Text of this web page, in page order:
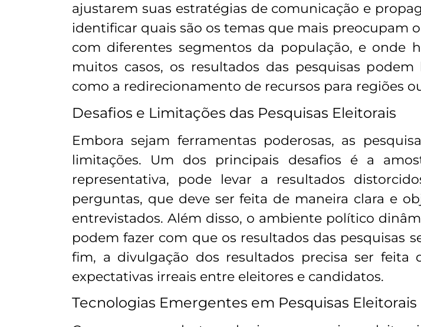
ajustarem suas estratégias de comunicação e
identificar quais são os temas que mais preocupam
com diferentes segmentos da população, e onde
muitos casos, os resultados das pesquisas
como a redirecionamento de recursos para regiões
Desafios e Limitações das Pesquisas Eleitorais
Embora sejam ferramentas poderosas, as
limitações. Um dos principais desafios é a
representativa, pode levar a resultados
perguntas, que deve ser feita de maneira clara e
entrevistados. Além disso, o ambiente político
podem fazer com que os resultados das pesquisas
fim, a divulgação dos resultados precisa ser feita
expectativas irreais entre eleitores e candidatos.
Tecnologias Emergentes em Pesquisas Eleitorais